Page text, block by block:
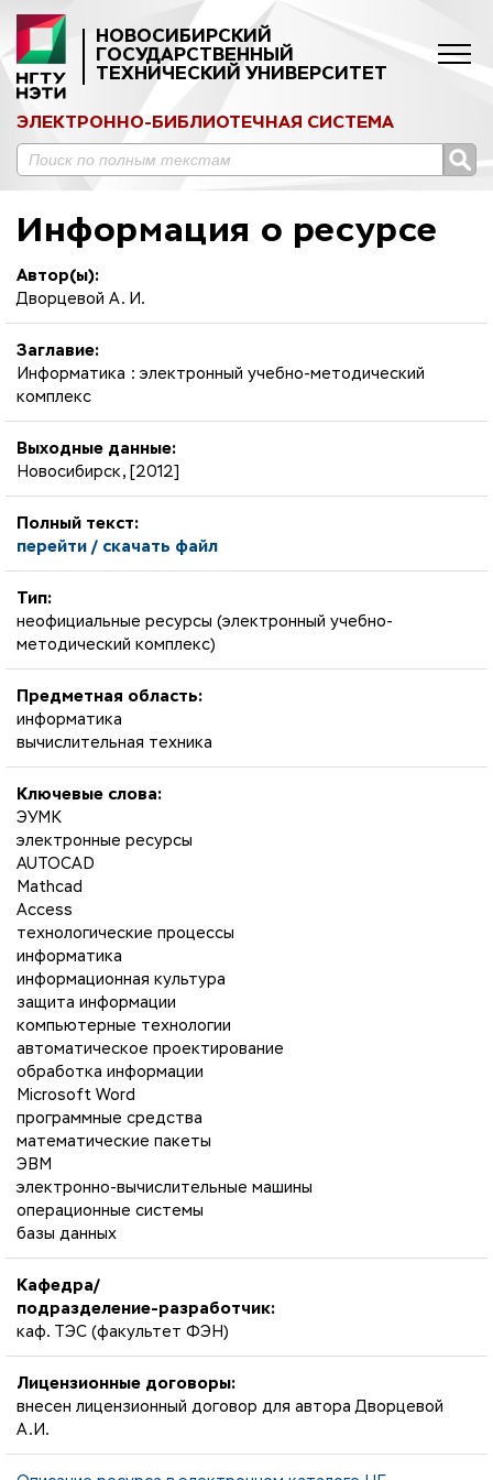
НОВОСИБИРСКИЙ
ГОСУДАРСТВЕННЫЙ
ТЕХНИЧЕСКИЙ УНИВЕРСИТЕТ
ЭЛЕКТРОННО-БИБЛИОТЕЧНАЯ СИСТЕМА
Информация о ресурсе
Автор(ы):
Дворцевой А. И.
Заглавие:
Информатика : электронный учебно-методический
комплекс
Выходные данные:
Новосибирск, [2012]
Полный текст:
перейти / скачать файл
Тип:
неофициальные ресурсы (электронный учебно-
методический комплекс)
Предметная область:
информатика
вычислительная техника
Ключевые слова:
ЭУМК
электронные ресурсы
AUTOCAD
Mathcad
Access
технологические процессы
информатика
информационная культура
защита информации
компьютерные технологии
автоматическое проектирование
обработка информации
Microsoft Word
программные средства
математические пакеты
ЭВМ
электронно-вычислительные машины
операционные системы
базы данных
Кафедра/
подразделение-разработчик:
каф. ТЭС (факультет ФЭН)
Лицензионные договоры:
внесен лицензионный договор для автора Дворцевой
А.И.